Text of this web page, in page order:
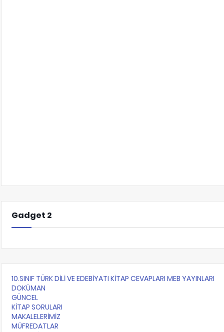
Gadget 2
10.SINIF TÜRK DİLİ VE EDEBİYATI KİTAP CEVAPLARI MEB YAYINLARI
DOKÜMAN
GÜNCEL
KİTAP SORULARI
MAKALELERİMİZ
MÜFREDATLAR